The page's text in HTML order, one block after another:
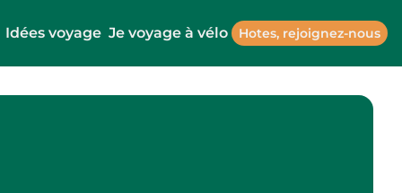
Idées voyage Je voyage à vélo Hotes, rejoignez-nous